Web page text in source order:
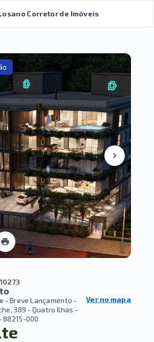
Corretor de Imóveis
- Breve Lançamento -
389 - Quatro Ilhas -
88215-000
Ver no mapa